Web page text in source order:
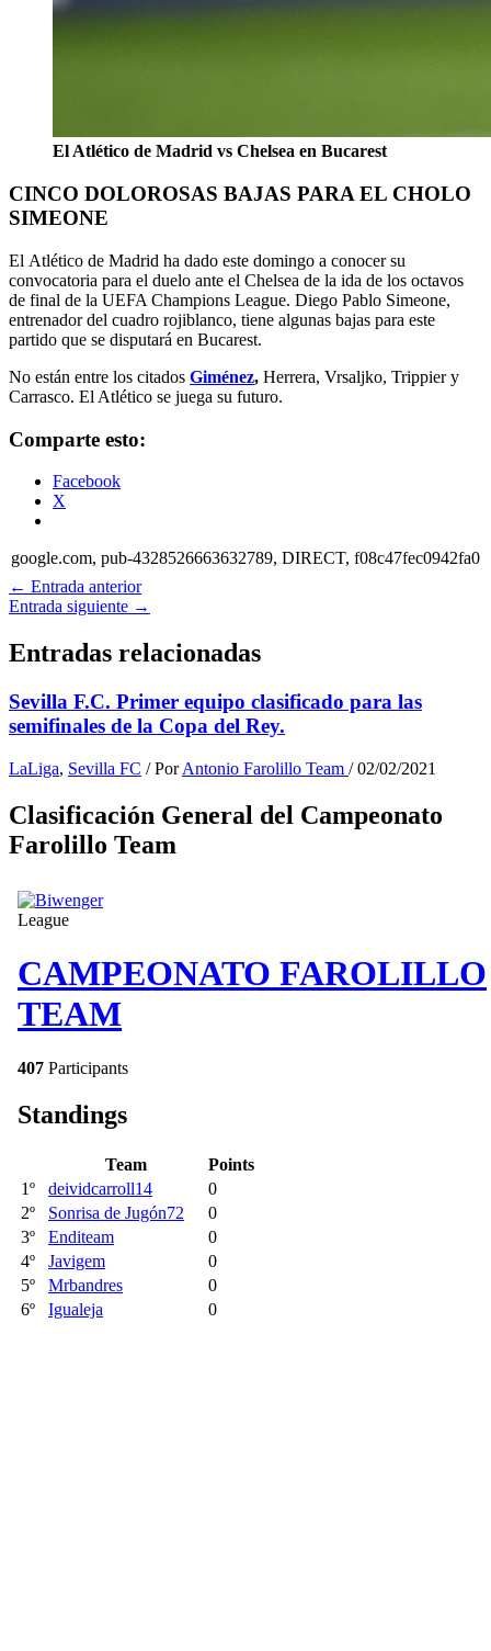
El Atlético de Madrid vs Chelsea en Bucarest
CINCO DOLOROSAS BAJAS PARA EL CHOLO
SIMEONE
El Atlético de Madrid ha dado este domingo a conocer su
convocatoria para el duelo ante el Chelsea de la ida de los octavos
de final de la UEFA Champions League. Diego Pablo Simeone,
entrenador del cuadro rojiblanco, tiene algunas bajas para este
partido que se disputará en Bucarest.
No están entre los citados Giménez, Herrera, Vrsaljko, Trippier y
Carrasco. El Atlético se juega su futuro.
Comparte esto:
Facebook
X
google.com, pub-4328526663632789, DIRECT, f08c47fec0942fa0
← Entrada anterior
Entrada siguiente →
Entradas relacionadas
Sevilla F.C. Primer equipo clasificado para las
semifinales de la Copa del Rey.
LaLiga, Sevilla FC / PorAntonio Farolillo Team /02/02/2021
Clasificación General del Campeonato
Farolillo Team